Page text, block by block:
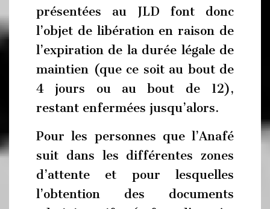
présentées au JLD font donc
l’objet de libération en raison de
l’expiration de la durée légale de
maintien (que ce soit au bout de
4 jours ou au bout de 12),
restant enfermées jusqu’alors.
Pour les personnes que l’Anafé
suit dans les différentes zones
d’attente et pour lesquelles
l’obtention des documents